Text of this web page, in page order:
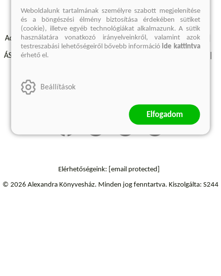
Adatvédelmi szabályzatok Elállási felmondási nyilatkozat
ÁSZF - Vásárlási feltételek
Szállítási információk
Elérhetőségeink: [email protected]
© 2026 Alexandra Könyvesház. Minden jog fenntartva. Kiszolgálta: S244
Weboldalunk tartalmának személyre szabott megjelenítése
és a böngészési élmény biztosítása érdekében sütiket
(cookie), illetve egyéb technológiákat alkalmazunk. A sütik
használatára vonatkozó irányelveinkről, valamint azok
testreszabási lehetőségeiről bővebb információide kattintva
érhető el.
Beállítások
Elfogadom